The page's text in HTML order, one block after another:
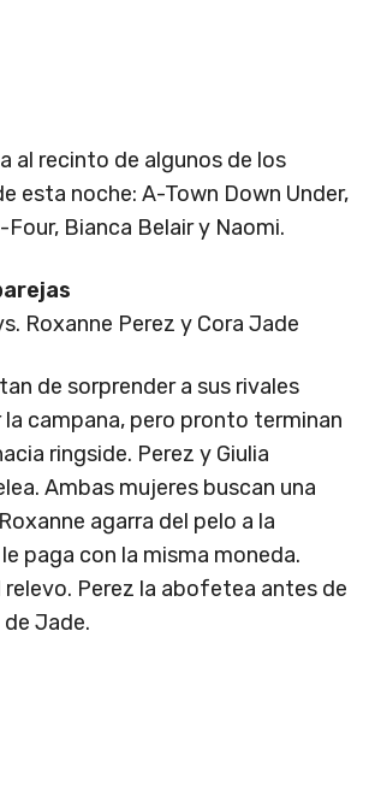
al recinto de algunos de los
esta noche: A-Town Down Under,
Four, Bianca Belair y Naomi.
Roxanne Perez y Cora Jade
de sorprender a sus rivales
la campana, pero pronto terminan
ringside. Perez y Giulia
Ambas mujeres buscan una
agarra del pelo a la
paga con la misma moneda.
relevo. Perez la abofetea antes de
Jade.